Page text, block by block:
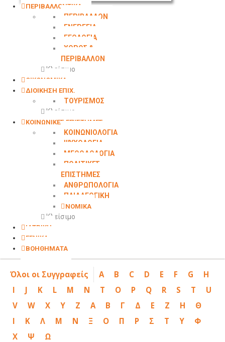
ΠΕΡΙΒΑΛΛΟΝΤΙΚΑ
ΠΕΡΙΒΑΛΛΟΝ
ΕΝΕΡΓΕΙΑ
ΓΕΩΛΟΓΙΑ
ΧΩΡΟΣ &
ΠΕΡΙΒΑΛΛΟΝ
Κλείσιμο
ΟΙΚΟΝΟΜΙΚΑ
ΔΙΟΙΚΗΣΗ ΕΠΙΧ.
ΤΟΥΡΙΣΜΟΣ
Κλείσιμο
ΚΟΙΝΩΝΙΚΕΣ ΕΠΙΣΤΗΜΕΣ
ΚΟΙΝΩΝΙΟΛΟΓΙΑ
ΨΥΧΟΛΟΓΙΑ
ΜΕΘΟΔΟΛΟΓΙΑ
ΠΟΛΙΤΙΚΕΣ
ΕΠΙΣΤΗΜΕΣ
ΑΝΘΡΩΠΟΛΟΓΙΑ
ΠΑΙΔΑΓΩΓΙΚΗ
ΝΟΜΙΚΑ
Κλείσιμο
ΙΑΤΡΙΚΗ
ΓΕΝΙΚΑ
ΒΟΗΘΗΜΑΤΑ
Όλοι οι Συγγραφείς A B C D E F G
H
I
J K L M N T O P Q R S T
U
V
W X Y Z Α Β Γ Δ Ε Ζ Η
Θ
Ι
Κ Λ Μ Ν Ξ Ο Π Ρ Σ Τ Υ
Φ
Χ
Ψ Ω